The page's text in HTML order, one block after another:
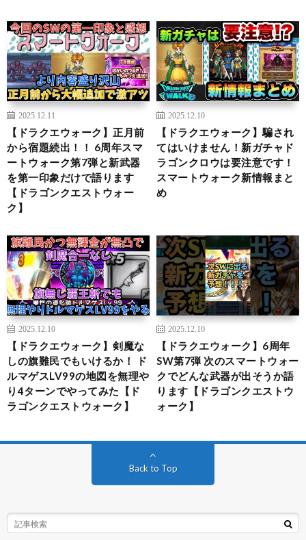
2025.12.11
【ドラクエウォーク】正月前
から宿題続出！！ 6周年スマ
ートウォーク第7弾と新武器
を第一印象だけで語ります
【ドラゴンクエストウォー
ク】
2025.12.10
【ドラクエウォーク】騙され
てはいけません！新ガチャド
ラゴンクロウは要注意です！
スマートウォーク新情報まと
め
2025.12.10
【ドラクエウォーク】剣魔な
しの旗難民でもいけるか！ ド
ルマゲスLV99の地図を無理や
り4ターンでやってみた【ド
ラゴンクエストウォーク】
2025.12.10
【ドラクエウォーク】6周年
SW第7弾 次のスマートウォー
クでどんな武器が出そうか語
ります【ドラゴンクエストウ
ォーク】
Back to Top